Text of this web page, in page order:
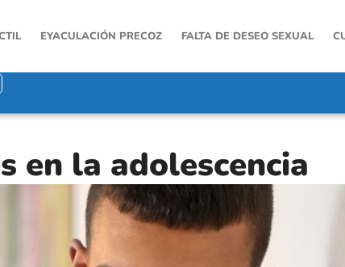
EYACULACIÓN PRECOZ FALTA DE DESEO SEXUAL
en la adolescencia